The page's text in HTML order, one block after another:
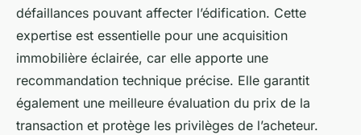
défaillances pouvant affecter l’édification. Cette
expertise est essentielle pour une acquisition
immobilière éclairée, car elle apporte une
recommandation technique précise. Elle garantit
également une meilleure évaluation du prix de la
transaction et protège les privilèges de l’acheteur.